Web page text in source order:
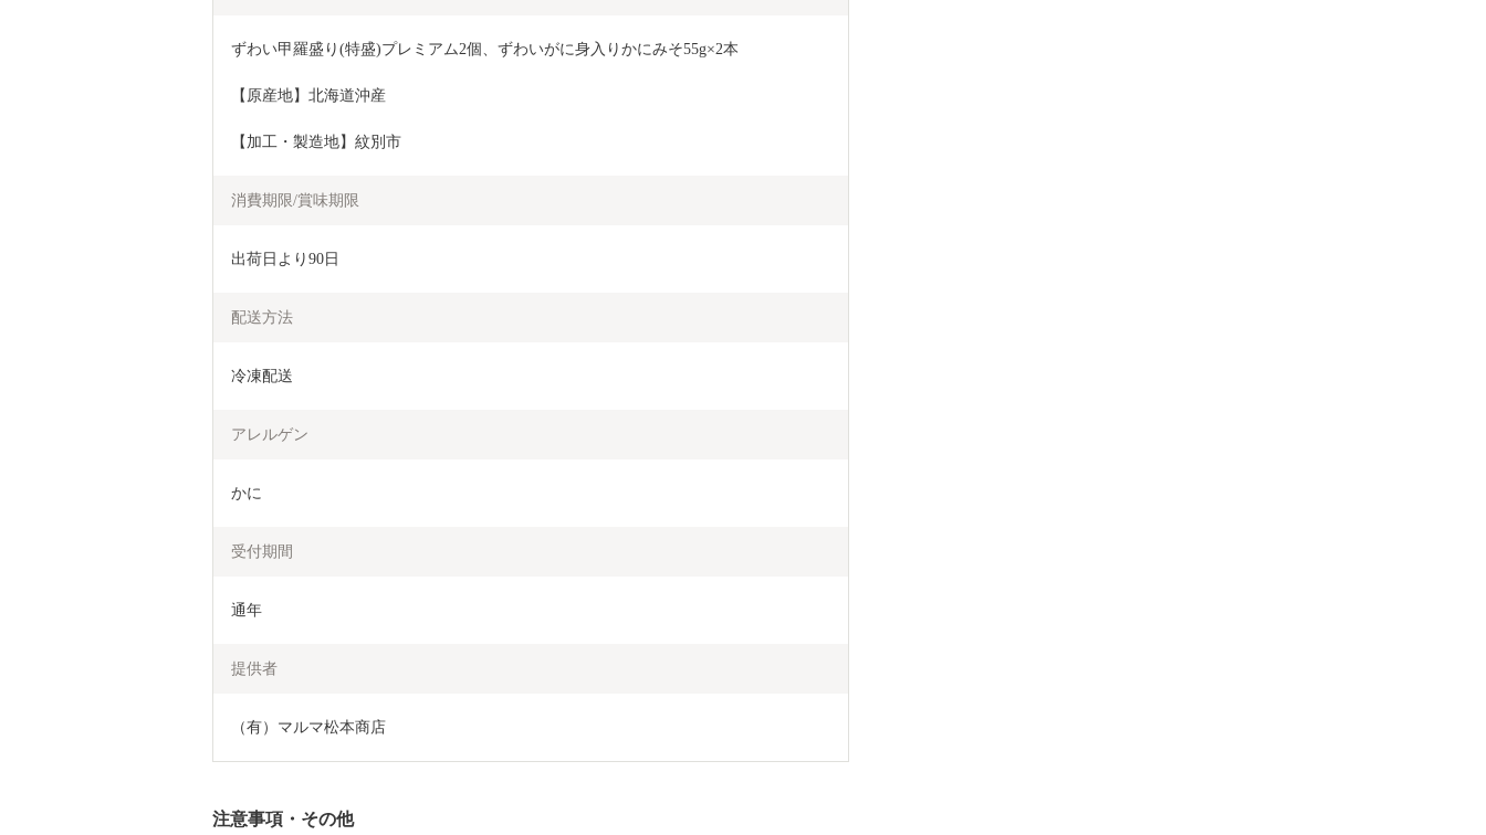
ずわい甲羅盛り(特盛)プレミアム2個、ずわいがに身入りかにみそ55g×2本
【原産地】北海道沖産
【加工・製造地】紋別市
消費期限/賞味期限
出荷日より90日
配送方法
冷凍配送
アレルゲン
かに
受付期間
通年
提供者
（有）マルマ松本商店
注意事項・その他